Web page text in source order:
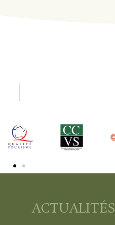
ACTUALITÉS